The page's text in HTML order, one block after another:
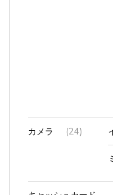
(24)
キャッシュカード